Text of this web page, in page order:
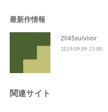
最新作情報
2045survivor
2019.09.09 23:00